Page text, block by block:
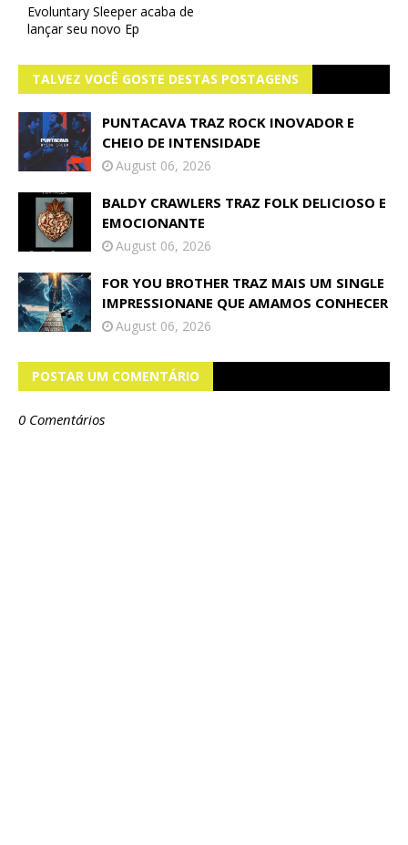
Evoluntary Sleeper acaba de
lançar seu novo Ep
TALVEZ VOCÊ GOSTE DESTAS POSTAGENS
PUNTACAVA TRAZ ROCK INOVADOR E
CHEIO DE INTENSIDADE
August 06, 2026
BALDY CRAWLERS TRAZ FOLK DELICIOSO E
EMOCIONANTE
August 06, 2026
FOR YOU BROTHER TRAZ MAIS UM SINGLE
IMPRESSIONANE QUE AMAMOS CONHECER
August 06, 2026
POSTAR UM COMENTÁRIO
0 Comentários